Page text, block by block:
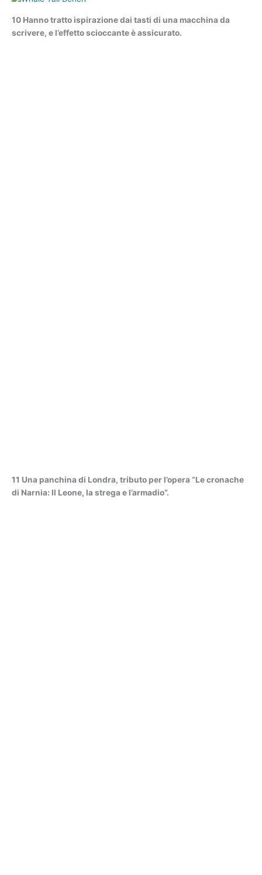
10 Hanno tratto ispirazione dai tasti di una macchina da
scrivere, e l’effetto scioccante è assicurato.
11 Una panchina di Londra, tributo per l’opera “Le cronache
di Narnia: Il Leone, la strega e l’armadio”.